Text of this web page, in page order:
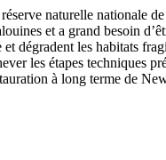
naturelle nationale
et a grand besoin
et dégradent les habitats
les étapes techniques
à long terme de